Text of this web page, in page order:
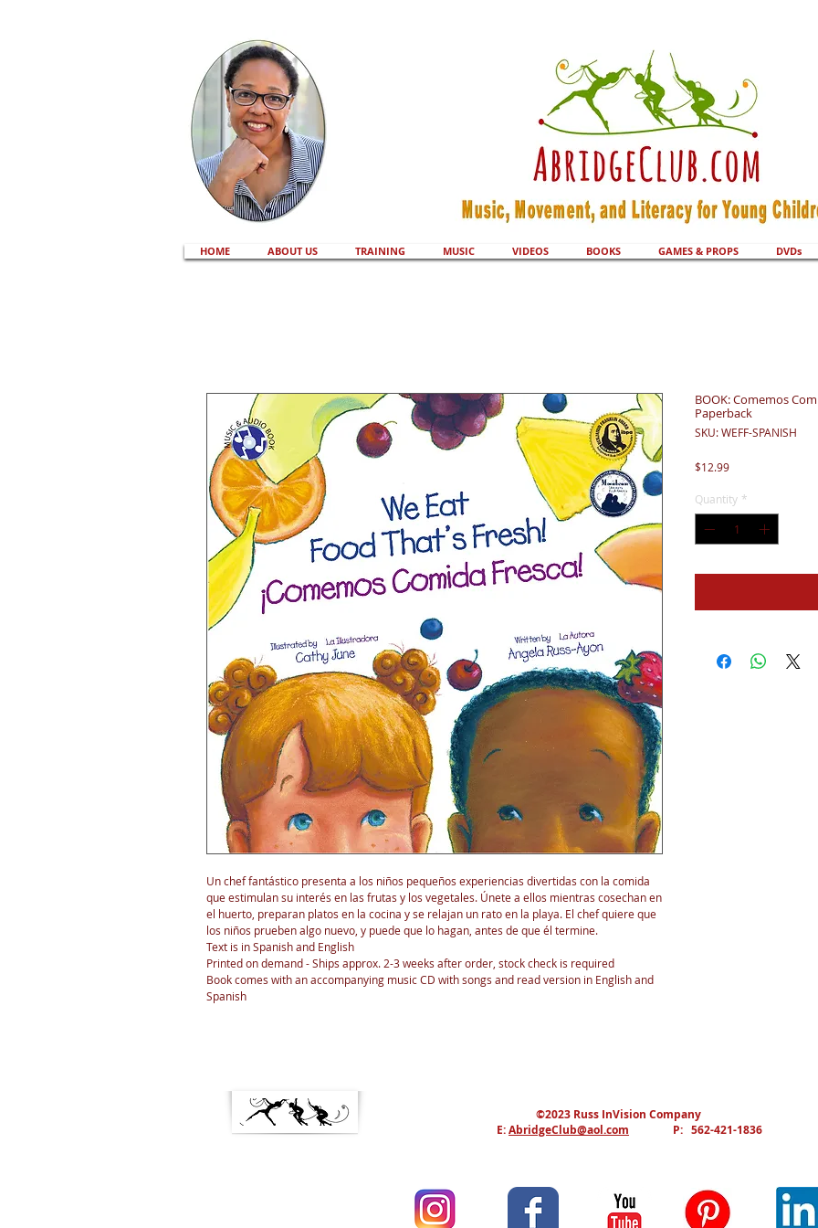
HOME ABOUT US TRAINING MUSIC VIDEOS BOOKS GAMES & PROPS DVDs
Un chef fantástico presenta a los niños pequeños experiencias divertidas con la comida
que estimulan su interés en las frutas y los vegetales. Únete a ellos mientras cosechan en
el huerto, preparan platos en la cocina y se relajan un rato en la playa. El chef quiere que
los niños prueben algo nuevo, y puede que lo hagan, antes de que él termine.
Text is in Spanish and English
Printed on demand - Ships approx. 2-3 weeks after order, stock check is required
Book comes with an accompanying music CD with songs and read version in English and
Spanish
BOOK: Comemos
Paperback
SKU: WEFF-SPANISH
$12.99Price
Quantity *
©2023 Russ InVision Company
E:AbridgeClub@aol.com P: 562-421-1836